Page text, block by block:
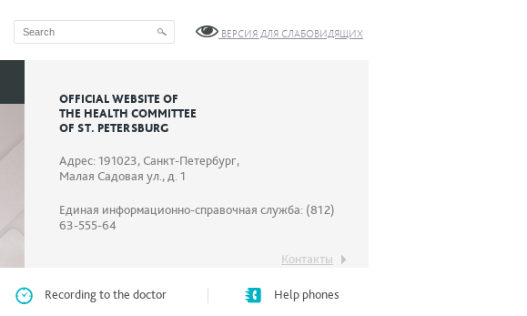
ВЕРСИЯ ДЛЯ СЛАБОВИДЯЩИХ
OFFICIAL WEBSITE OF
THE HEALTH COMMITTEE
OF ST. PETERSBURG
Адрес: 191023, Санкт-Петербург,
Малая Садовая ул., д. 1
Единая информационно-справочная служба: (812)
63-555-64
Контакты
Recording to the doctor Help phones